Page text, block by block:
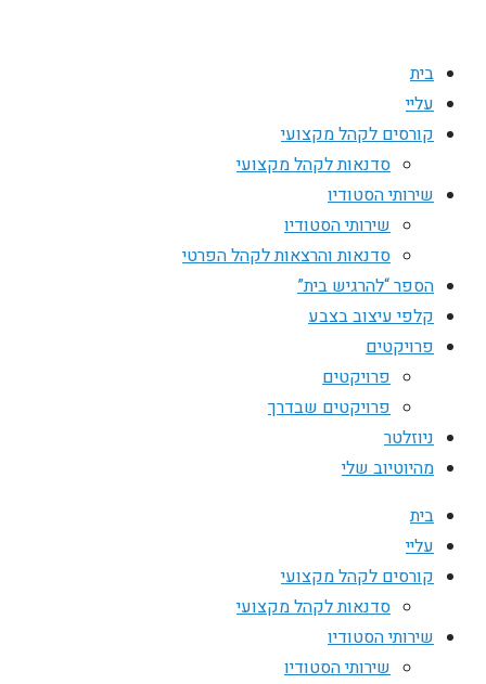
בית
עליי
קורסים לקהל מקצועי
סדנאות לקהל מקצועי
שירותי הסטודיו
שירותי הסטודיו
סדנאות והרצאות לקהל הפרטי
הספר “להרגיש בית”
קלפי עיצוב בצבע
פרויקטים
פרויקטים
פרויקטים שבדרך
ניוזלטר
מהיוטיוב שלי
בית
עליי
קורסים לקהל מקצועי
סדנאות לקהל מקצועי
שירותי הסטודיו
שירותי הסטודיו